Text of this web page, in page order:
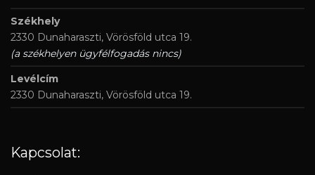
Székhely
2330 Dunaharaszti, Vörösföld utca 19.
(a székhelyen ügyfélfogadás nincs)
Levélcím
2330 Dunaharaszti, Vörösföld utca 19.
Kapcsolat: